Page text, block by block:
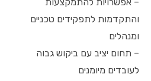
– אפשרויות להתמקצעות
והתקדמות לתפקידים טכניים
ומנהלים
– תחום יציב עם ביקוש גבוה
לעובדים מיומנים